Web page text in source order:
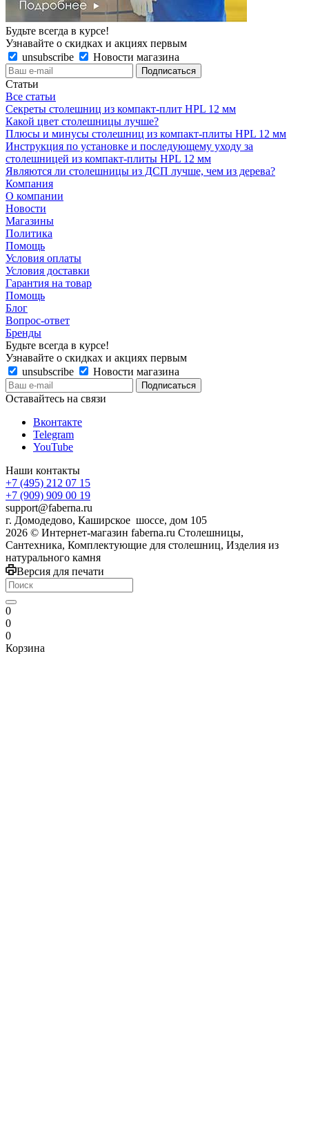
Будьте всегда в курсе!
Узнавайте о скидках и акциях первым
unsubscribe
Новости магазина
Статьи
Все статьи
Секреты столешниц из компакт-плит HPL 12 мм
Какой цвет столешницы лучше?
Плюсы и минусы столешниц из компакт-плиты HPL 12 мм
Инструкция по установке и последующему уходу за
столешницей из компакт-плиты HPL 12 мм
Являются ли столешницы из ДСП лучше, чем из дерева?
Компания
О компании
Новости
Магазины
Политика
Помощь
Условия оплаты
Условия доставки
Гарантия на товар
Помощь
Блог
Вопрос-ответ
Бренды
Будьте всегда в курсе!
Узнавайте о скидках и акциях первым
unsubscribe
Новости магазина
Оставайтесь на связи
Вконтакте
Telegram
YouTube
Наши контакты
+7 (495) 212 07 15
+7 (909) 909 00 19
support@faberna.ru
г. Домодедово, Каширское шоссе, дом 105
2026 © Интернет-магазин faberna.ru Столешницы,
Сантехника, Комплектующие для столешниц, Изделия из
натурального камня
Версия для печати
0
0
0
Корзина